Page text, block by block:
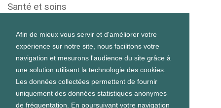
Afin de mieux vous servir et d'améliorer votre
expérience sur notre site, nous facilitons votre
navigation et mesurons l'audience du site grâce à
une solution utilisant la technologie des cookies.
Les données collectées permettent de fournir
uniquement des données statistiques anonymes
de fréquentation. En poursuivant votre navigation
Santé et soins
Droits et démarches
Habitat
Formation et vie scolaire
Emploi et vie professionnelle